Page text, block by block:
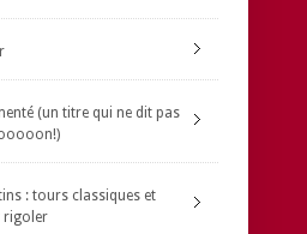
(un titre qui ne dit pas
: tours classiques et
rigoler